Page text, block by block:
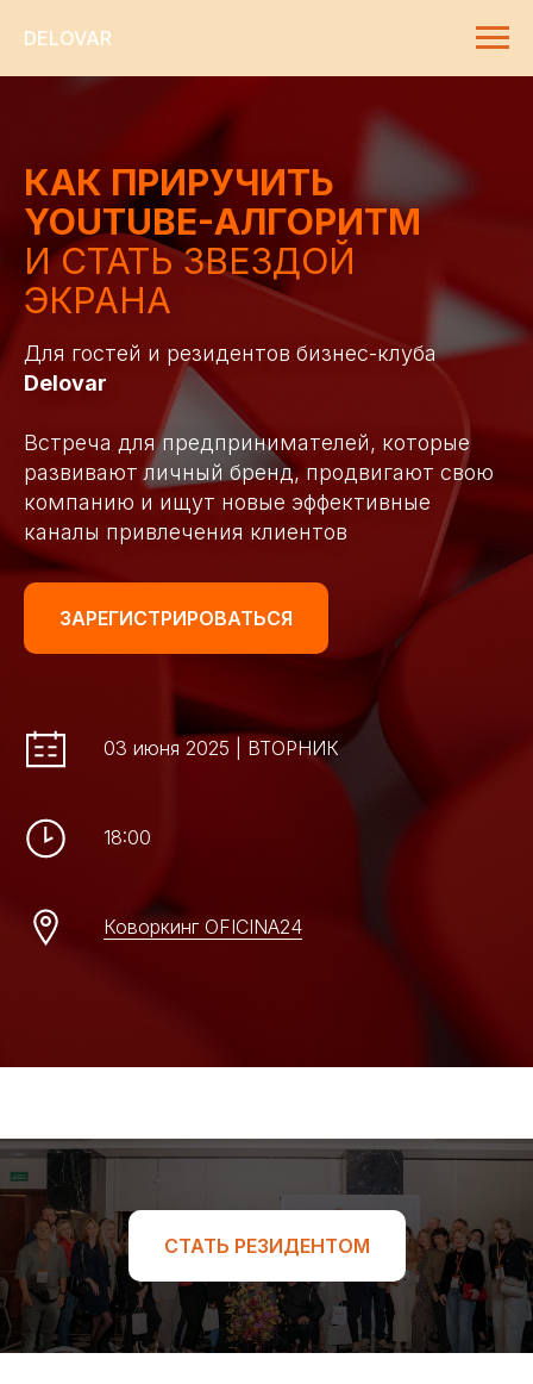
DELOVAR
КАК ПРИРУЧИТЬ
YOUTUBE-АЛГОРИТМ
И СТАТЬ ЗВЕЗДОЙ
ЭКРАНА
Для гостей и резидентов бизнес-клуба
Delovar
Встреча для предпринимателей, которые
развивают личный бренд, продвигают свою
компанию и ищут новые эффективные
каналы привлечения клиентов
ЗАРЕГИСТРИРОВАТЬСЯ
03 июня 2025 | ВТОРНИК
18:00
Коворкинг OFICINA24
СТАТЬ РЕЗИДЕНТОМ